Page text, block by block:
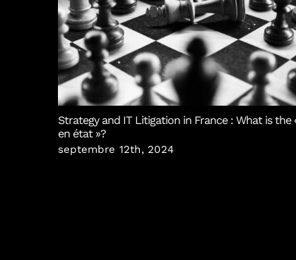
Strategy and IT Litigation in France : What is the
en état »?
septembre 12th, 2024